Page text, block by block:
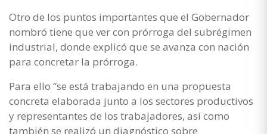
Otro de los puntos importantes que el Gobernador
nombró tiene que ver con prórroga del subrégimen
industrial, donde explicó que se avanza con nación
para concretar la prórroga.
Para ello “se está trabajando en una propuesta
concreta elaborada junto a los sectores productivos
y representantes de los trabajadores, así como
también se realizó un diagnóstico sobre